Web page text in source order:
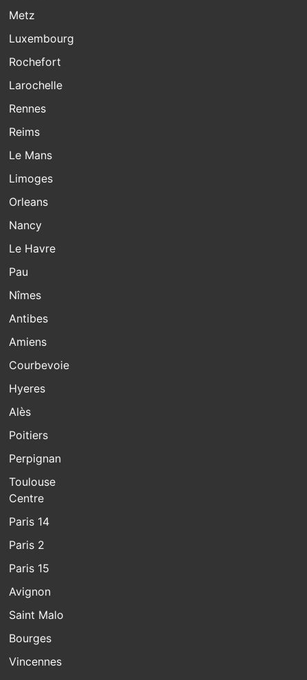
Metz
Luxembourg
Rochefort
Larochelle
Rennes
Reims
Le Mans
Limoges
Orleans
Nancy
Le Havre
Pau
Nîmes
Antibes
Amiens
Courbevoie
Hyeres
Alès
Poitiers
Perpignan
Toulouse
Centre
Paris 14
Paris 2
Paris 15
Avignon
Saint Malo
Bourges
Vincennes